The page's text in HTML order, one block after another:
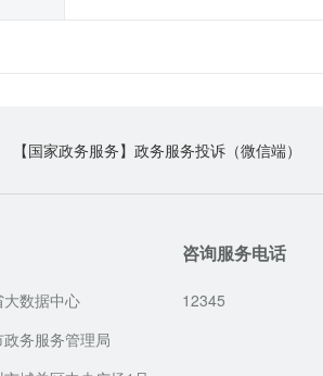
【国家政务服务】政务服务投诉（微信端）
数据中心
务服务管理局
咨询服务电话
12345